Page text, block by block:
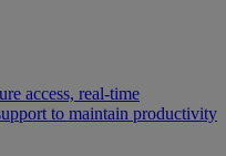
access, real-time
to maintain productivity